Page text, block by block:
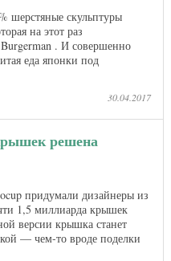
шерстяные скульптуры
на этот раз
. И совершенно
еда японки под
30.04.2017
решена
придумали дизайнеры из
1,5 миллиарда крышек
версии крышка станет
— чем-то вроде поделки